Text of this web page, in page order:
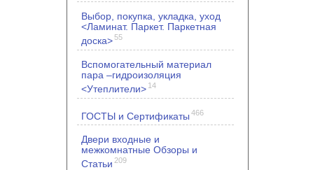
Выбор, покупка, укладка, уход
<Ламинат. Паркет. Паркетная
доска>55
Вспомогательный материал
пара –гидроизоляция
<Утеплители> 14
ГОСТЫ и Сертификаты 466
Двери входные и
межкомнатные Обзоры и
Статьи 209